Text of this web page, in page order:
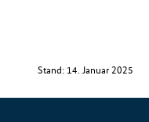
Stand: 14. Januar 2025